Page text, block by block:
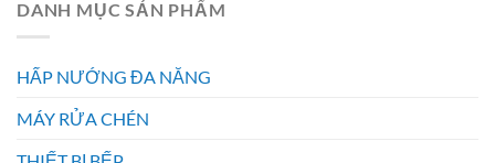
DANH MỤC SẢN PHẨM
HẤP NƯỚNG ĐA NĂNG
MÁY RỬA CHÉN